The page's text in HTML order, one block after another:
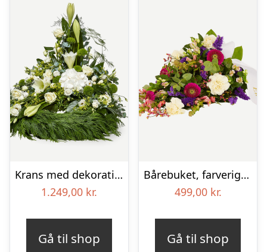
Krans med dekoration i klassisk stil – creme
1.249,00 kr.
Gå til shop
Bårebuket, farverig (Floristens kreative valg) med bånd
499,00 kr.
Gå til shop